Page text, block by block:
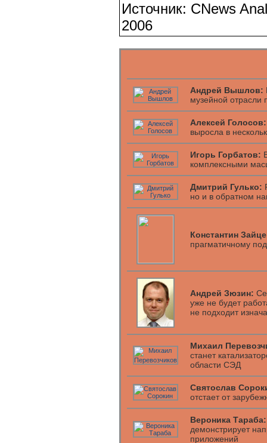
Источник: CNews
2006
Андрей Вышлов:
музейной отрасли
Алексей Голосов:
выросла в
Игорь Горбатов:
комплексными
Дмитрий Гулько:
но и в обратном
Константин
прагматичному
Андрей Зюзин:
уже не будет
не подходит
Михаил
станет
области СЭД
Святослав
отстает от
Вероника Тараба:
демонстрирует
приложений